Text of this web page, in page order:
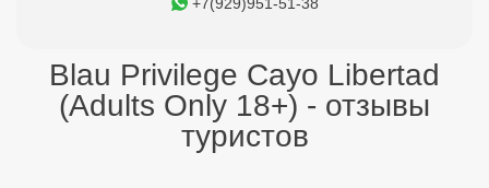
Blau Privilege Cayo Libertad
(Adults Only 18+) - отзывы
туристов